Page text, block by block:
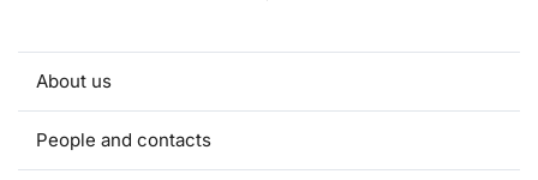
About us
People and contacts